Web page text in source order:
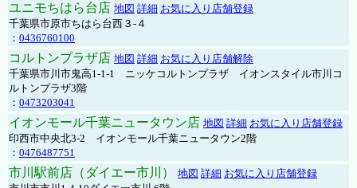
ユニモちはら台店 地図 詳細 お気に入り店舗登録
千葉県市原市ちはら台西３-４
： 0436760100
コルトンプラザ店 地図 詳細 お気に入り店舗解除
千葉県市川市鬼高1-1-1 ニッケコルトンプラザ イオンスタイル市川コ
ルトンプラザ3階
： 0473203041
イオンモール千葉ニュータウン店 地図 詳細 お気に入り店舗登録
印西市中央北3-2 イオンモール千葉ニュータウン2階
： 0476487751
市川駅前店（ダイエー市川） 地図 詳細 お気に入り店舗登録